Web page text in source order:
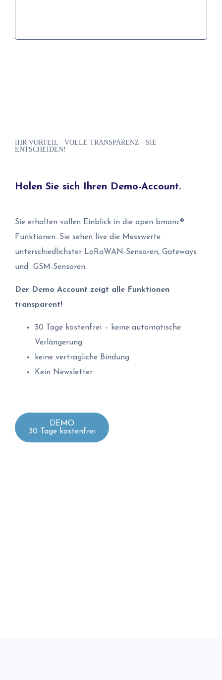
IHR VORTEIL - VOLLE TRANSPARENZ - SIE
ENTSCHEIDEN!
Holen Sie sich Ihren Demo-Account.
Sie erhalten vollen Einblick in die open bmonc®
Funktionen. Sie sehen live die Messwerte
unterschiedlichster LoRaWAN-Sensoren, Gateways
und GSM-Sensoren.
Der Demo Account zeigt alle Funktionen
transparent!
30 Tage kostenfrei – keine automatische
Verlängerung
keine vertragliche Bindung
Kein Newsletter
DEMO
30 Tage kostenfrei